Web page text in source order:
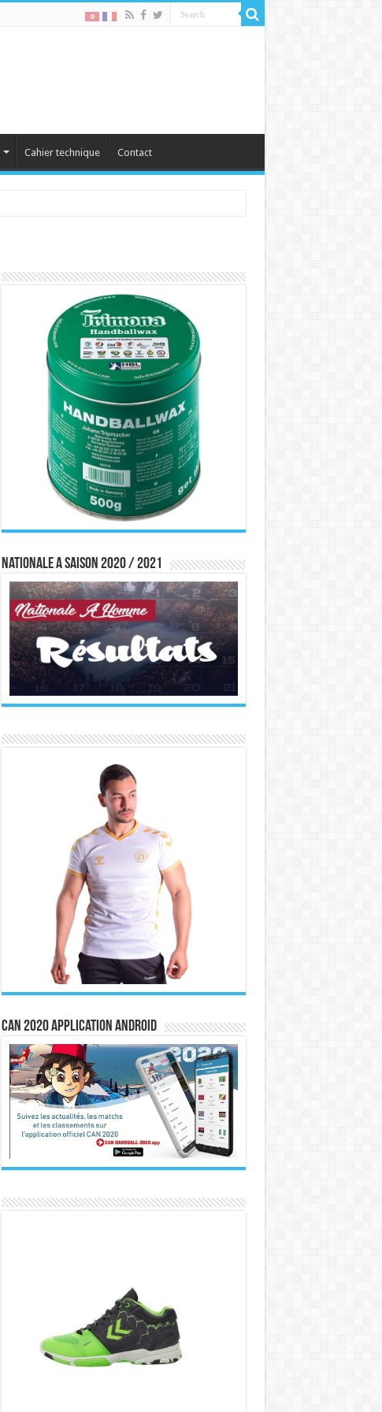
Cahier technique Contact
Nationale A saison 2020 / 2021
CAN 2020 Application Android